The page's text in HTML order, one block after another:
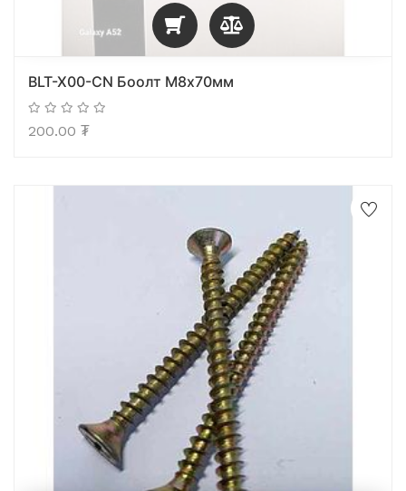
BLT-X00-CN Боолт М8х70мм
200.00 ₮